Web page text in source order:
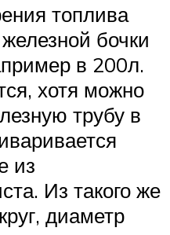
топлива
бочки
в 200л.
хотя можно
трубу в
из
Из такого же
диаметр